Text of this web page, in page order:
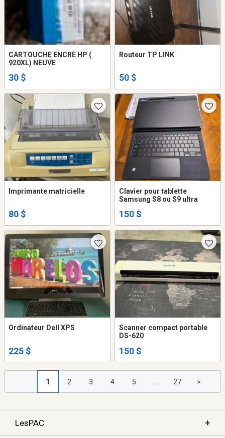
CARTOUCHE ENCRE HP (
920XL) NEUVE
30 $
Routeur TP LINK
50 $
Imprimante matricielle
80 $
Clavier pour tablette
Samsung S8 ou S9 ultra
150 $
Ordinateur Dell XPS
225 $
Scanner compact portable
DS-620
150 $
1 2 3 4 5 27 >
LesPAC +